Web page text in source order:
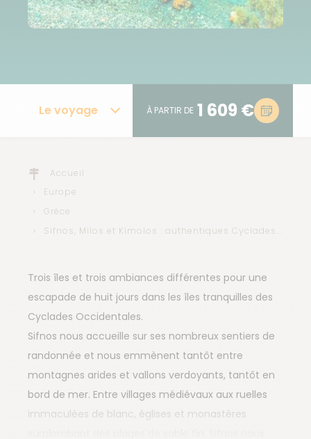
Le voyage À PARTIR DE 1 609 €
Accueil
Europe
Grèce
Sifnos, Milos et Kimolos : authentiques Cyclades...
Trois îles et trois ambiances différentes pour une
escapade de huit jours dans les îles tranquilles des
Cyclades Occidentales.
Sifnos nous accueille sur ses nombreux sentiers de
randonnée et nous emmènent tantôt entre
montagnes arides et vallons verdoyants, tantôt en
bord de mer. Entre villages médiévaux aux ruelles
immaculées de blanc, églises et monastères